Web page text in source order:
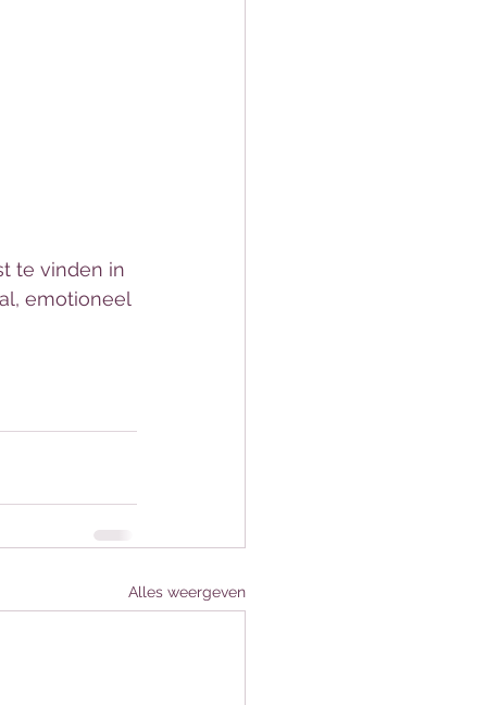
te vinden in
emotioneel
Alles weergeven